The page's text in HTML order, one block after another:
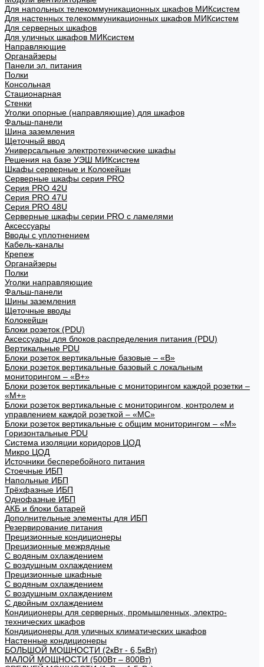
Для напольных телекоммуникационных шкафов МИКсистем
Для настенных телекоммуникационных шкафов МИКсистем
Для серверных шкафов
Для уличных шкафов МИКсистем
Направляющие
Органайзеры
Панели эл. питания
Полки
Консольная
Стационарная
Стенки
Уголки опорные (направляющие) для шкафов
Фальш-панели
Шина заземления
Щеточный ввод
Универсальные электротехнические шкафы
Решения на базе УЭШ МИКсистем
Шкафы серверные и Колокейшн
Серверные шкафы серия PRO
Серия PRO 42U
Серия PRO 47U
Серия PRO 48U
Серверные шкафы серии PRO с ламелями
Аксессуары
Вводы с уплотнением
Кабель-каналы
Крепеж
Органайзеры
Полки
Уголки направляющие
Фальш-панели
Шины заземления
Щеточные вводы
Колокейшн
Блоки розеток (PDU)
Аксессуары для блоков распределения питания (PDU)
Вертикальные PDU
Блоки розеток вертикальные базовые – «В»
Блоки розеток вертикальные базовый с локальным
мониторингом – «В+»
Блоки розеток вертикальные с мониторингом каждой розетки –
«М+»
Блоки розеток вертикальные с мониторингом, контролем и
управлением каждой розеткой – «МС»
Блоки розеток вертикальные с общим мониторингом – «М»
Горизонтальные PDU
Система изоляции коридоров ЦОД
Микро ЦОД
Источники бесперебойного питания
Стоечные ИБП
Напольные ИБП
Трёхфазные ИБП
Однофазные ИБП
АКБ и блоки батарей
Дополнительные элементы для ИБП
Резервирование питания
Прецизионные кондиционеры
Прецизионные межрядные
С водяным охлаждением
С воздушным охлаждением
Прецизионные шкафные
С водяным охлаждением
С воздушным охлаждением
С двойным охлаждением
Кондиционеры для серверных, промышленных, электро-
технических шкафов
Кондиционеры для уличных климатических шкафов
Настенные кондиционеры
БОЛЬШОЙ МОЩНОСТИ (2кВт - 6,5кВт)
МАЛОЙ МОЩНОСТИ (500Вт – 800Вт)